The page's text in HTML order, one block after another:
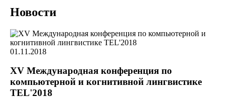
Новости
01.11.2018
XV Международная конференция по
компьютерной и когнитивной лингвистике
TEL'2018